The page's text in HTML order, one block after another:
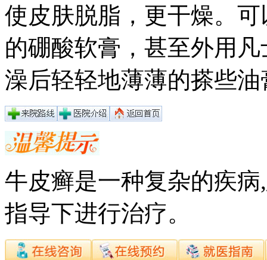
使皮肤脱脂，更干燥。
的硼酸软膏，甚至外用
澡后轻轻地薄薄的搽些
牛皮癣是一种复杂的疾
指导下进行治疗。